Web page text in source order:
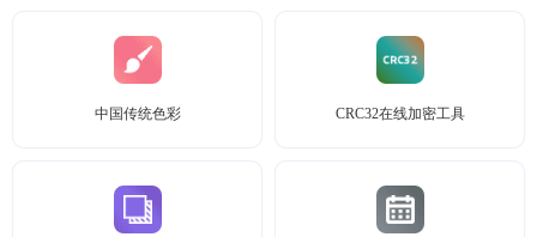
中国传统色彩 CRC32在线加密工具